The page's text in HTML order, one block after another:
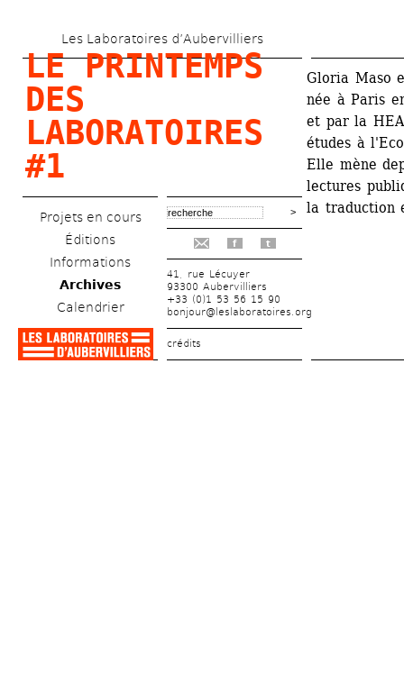
au
contenu
Les Laboratoires d’Aubervilliers
LE PRINTEMPS
DES
LABORATOIRES
#1
Projets en cours
Éditions
Informations
Archives
Calendrier
f t
41, rue Lécuyer
93300 Aubervilliers
+33 (0)1 53 56 15 90
bonjour@leslaboratoires.org
crédits
Gloria Maso
née à Paris
et par la
études à
Elle mène
lectures
la traduction